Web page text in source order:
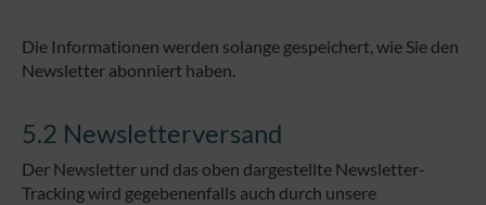
Die Informationen werden solange gespeichert, wie Sie den
Newsletter abonniert haben.
5.2 Newsletterversand
Der Newsletter und das oben dargestellte Newsletter-
Tracking wird gegebenenfalls auch durch unsere